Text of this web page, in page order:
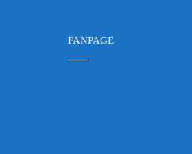
FANPAGE